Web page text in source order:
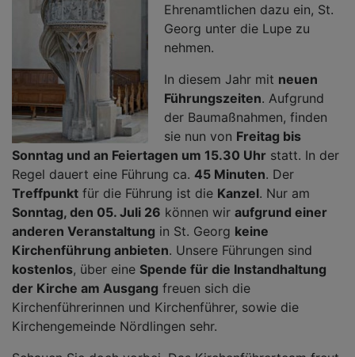
Ehrenamtlichen dazu ein, St.
Georg unter die Lupe zu
nehmen.
In diesem Jahr mit neuen
Führungszeiten. Aufgrund
der Baumaßnahmen, finden
sie nun von Freitag bis
Sonntag und an Feiertagen um 15.30 Uhr statt. In der
Regel dauert eine Führung ca. 45 Minuten. Der
Treffpunkt für die Führung ist die Kanzel. Nur am
Sonntag, den 05. Juli 26 können wir aufgrund einer
anderen Veranstaltung in St. Georg keine
Kirchenführung anbieten. Unsere Führungen sind
kostenlos, über eine Spende für die Instandhaltung
der Kirche am Ausgang freuen sich die
Kirchenführerinnen und Kirchenführer, sowie die
Kirchengemeinde Nördlingen sehr.